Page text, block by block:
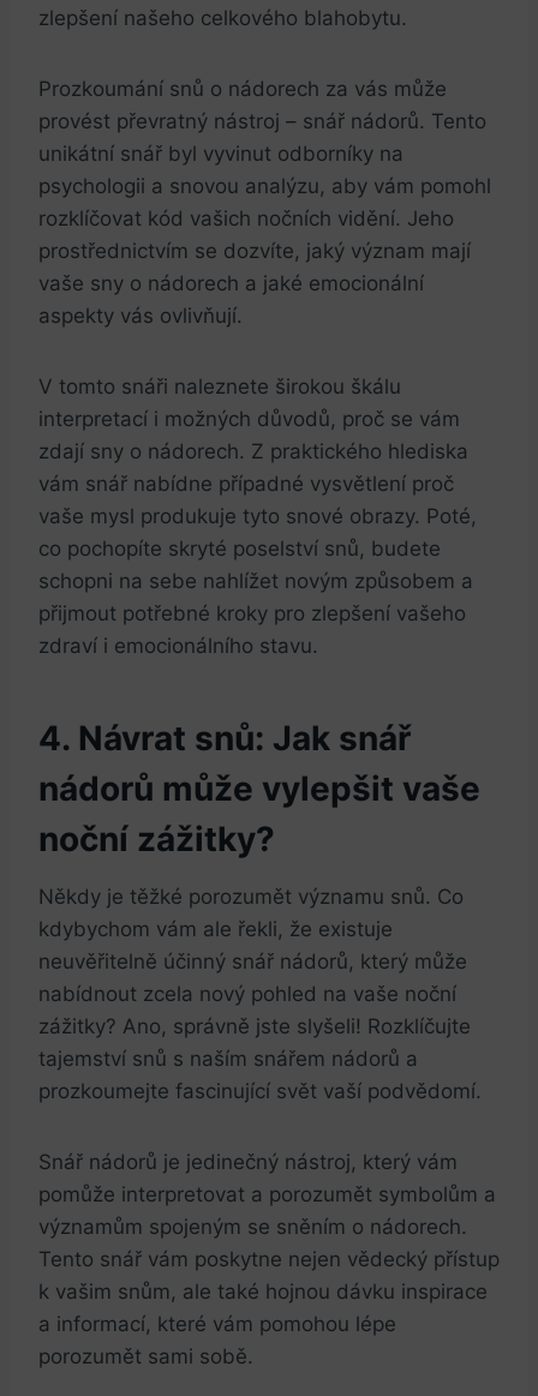
zlepšení našeho celkového ⁣blahobytu.
Prozkoumání snů ⁢o ⁣nádorech ​za vás‌ může
provést převratný nástroj – ​snář nádorů. Tento
unikátní snář byl vyvinut⁤ odborníky ⁣na
psychologii a snovou analýzu, aby vám‌ pomohl⁣
rozklíčovat​ kód vašich nočních vidění. Jeho
prostřednictvím se dozvíte, jaký‌ význam mají
vaše sny o nádorech a⁤ jaké ⁤emocionální
aspekty ⁤vás ovlivňují.
V tomto snáři naleznete ⁣širokou škálu‌
interpretací⁤ i⁢ možných důvodů, proč se vám
zdají‍ sny⁢ o nádorech. Z praktického hlediska
vám snář nabídne případné vysvětlení proč
vaše mysl ‌produkuje tyto‌ snové ⁣obrazy. Poté,
co pochopíte ‌skryté⁢ poselství snů,​ budete
schopni⁣ na sebe nahlížet novým způsobem a‌
přijmout potřebné kroky​ pro zlepšení vašeho⁤
zdraví‍ i⁢ emocionálního stavu.
4. ⁤Návrat ​snů: Jak⁤ snář
nádorů může ​vylepšit​ vaše
noční⁤ zážitky?
Někdy je těžké porozumět významu snů. Co​
kdybychom⁢ vám⁤ ale řekli, že ⁣existuje
neuvěřitelně účinný snář nádorů,‍ který⁣ může
nabídnout zcela nový pohled​ na vaše ​noční
zážitky? Ano,‌ správně jste slyšeli! Rozklíčujte
tajemství snů s ‍naším snářem nádorů a‍
prozkoumejte fascinující svět vaší podvědomí.
Snář nádorů je jedinečný nástroj, ⁣který vám
pomůže interpretovat ‌a porozumět symbolům a
významům spojeným se sněním​ o nádorech.
Tento ⁤snář vám poskytne nejen‍ vědecký přístup
⁣k ‍vašim snům, ‍ale také hojnou dávku inspirace
a informací, které vám pomohou lépe
porozumět sami sobě.